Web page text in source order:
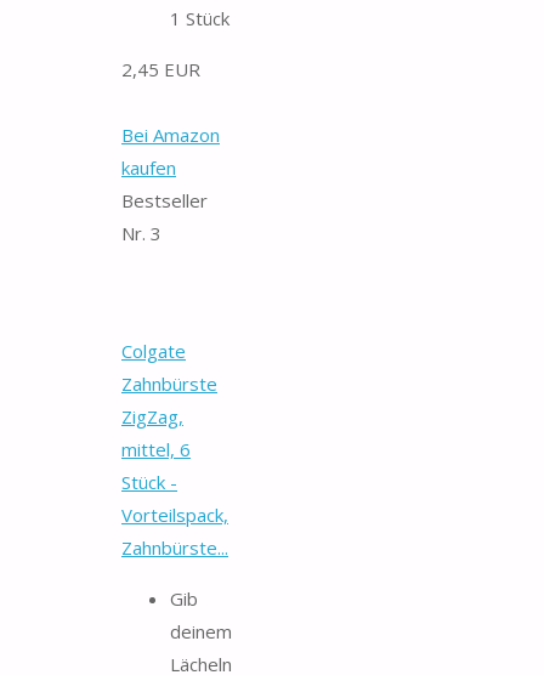
1 Stück
2,45 EUR
Bei Amazon
kaufen
Bestseller
Nr. 3
Colgate
Zahnbürste
ZigZag,
mittel, 6
Stück -
Vorteilspack,
Zahnbürste...
Gib
deinem
Lächeln